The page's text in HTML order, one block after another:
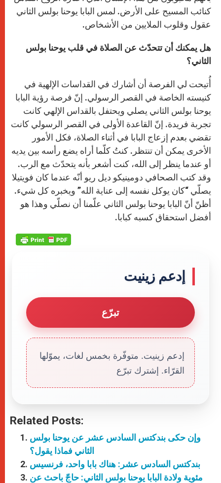
كنائب المسيح على الأرض. لمس البابا يوحنا بولس الثاني
عقول وقلوب الملايين من الأشخاص.
هل يمكنك أن تتحدّث عن الصلاة في قلب يوحنا بولس
الثاني؟
أُتيحت لي الفرصة أن أشارك في القداسات الإلهية في
كنيسته الخاصة في القصر الرسولي. إنّ فرصة رؤية البابا
يوحنا بولس الثاني يصلي ويحتفل بالقداس الإلهي كانت
تجربة فريدة. إنّ القاعدة الأولى في القصر الرسولي كانت
تقضي بعدم إزعاج البابا في أثناء الصلاة، فكل الأمور
الأخرى يمكن أن تنتظر. كنتُ كلّما أراه يضع رأسه بين يديه
أو عندما ينظر إلى الله، كنت أشعر بأنه يتحدّث مع الرب.
وقد كتب الصحافي دومينيكو ديل ريو أنّه عندما كان فويتيلا
يصلّي “كان يوكل نفسه إلى عناية الله” ويخبره كل شيء.
أظنّ أنّ البابا يوحنا بولس الثاني علّمنا أن نصلّي وهذا هو
أفضل استحقاق كسبه كبابا.
إدعم زينيت
تبرّع
إدعم زينيت. متوفّرة بخمس لغات، يموّلها
القرّاء. إشترك تبرّع
Related Posts:
وإن حكى بندكتس السادس عشر عن يوحنا بولس
الثاني فماذا يقول؟
بندكتس السادس عشر: هناك بابا واحد، فرنسيس
مئوية ولادة البابا يوحنا بولس الثاني: حاجّ باحث عن